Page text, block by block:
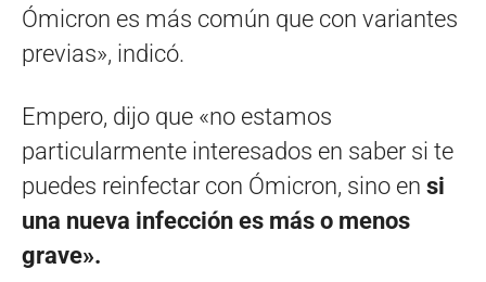
Ómicron es más común que con variantes
previas», indicó.
Empero, dijo que «no estamos
particularmente interesados en saber si te
puedes reinfectar con Ómicron, sino en si
una nueva infección es más o menos
grave».